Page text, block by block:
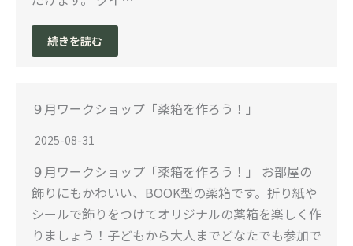
続きを読む
９月ワークショップ「薬箱を作ろう！」
2025-08-31
９月ワークショップ「薬箱を作ろう！」 お部屋の
飾りにもかわいい、BOOK型の薬箱です。折り紙や
シールで飾りをつけてオリジナルの薬箱を楽しく作
りましょう！子どもから大人までどなたでも参加で